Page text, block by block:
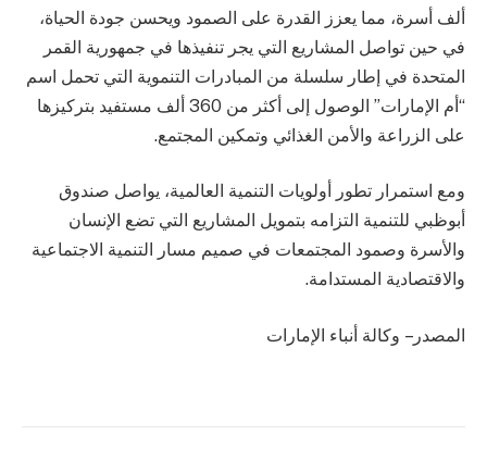
ألف أسرة، مما يعزز القدرة على الصمود ويحسن جودة الحياة،
في حين تواصل المشاريع التي يجر تنفيذها في جمهورية القمر
المتحدة في إطار سلسلة من المبادرات التنموية التي تحمل اسم
“أم الإمارات” الوصول إلى أكثر من 360 ألف مستفيد بتركيزها
على الزراعة والأمن الغذائي وتمكين المجتمع.
ومع استمرار تطور أولويات التنمية العالمية، يواصل صندوق
أبوظبي للتنمية التزامه بتمويل المشاريع التي تضع الإنسان
والأسرة وصمود المجتمعات في صميم مسار التنمية الاجتماعية
والاقتصادية المستدامة.
المصدر – وكالة أنباء الإمارات